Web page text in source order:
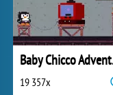
19 357x